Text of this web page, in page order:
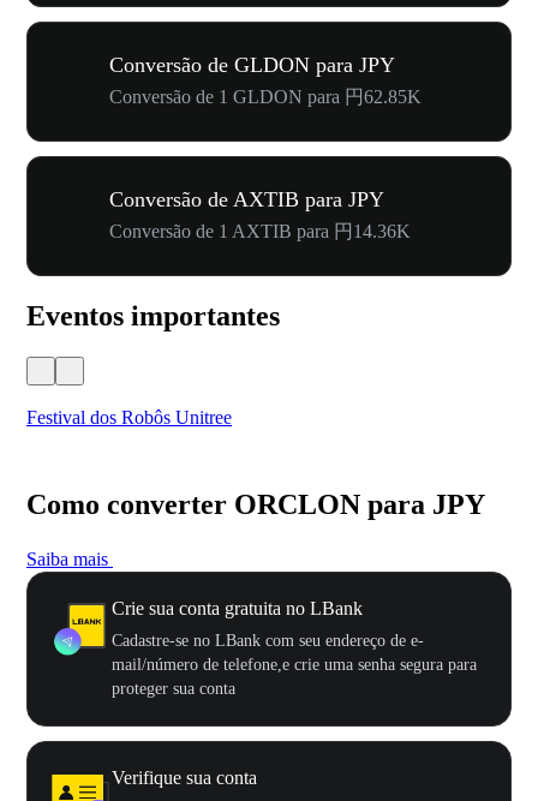
Conversão de GLDON para JPY
Conversão de 1 GLDON para 円62.85K
Conversão de AXTIB para JPY
Conversão de 1 AXTIB para 円14.36K
Eventos importantes
Festival dos Robôs Unitree
Como converter ORCLON para JPY
Saiba mais
Crie sua conta gratuita no LBank
Cadastre-se no LBank com seu endereço de e-
mail/número de telefone,e crie uma senha segura para
proteger sua conta
Verifique sua conta